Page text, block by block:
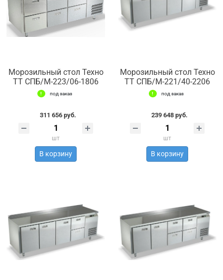
Морозильный стол Техно
ТТ СПБ/М-223/06-1806
под заказ
311 656 руб.
шт
В корзину
Морозильный стол Техно
ТТ СПБ/М-221/40-2206
под заказ
239 648 руб.
шт
В корзину